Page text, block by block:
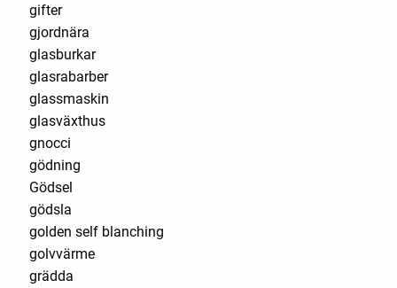
gifter
gjordnära
glasburkar
glasrabarber
glassmaskin
glasväxthus
gnocci
gödning
Gödsel
gödsla
golden self blanching
golvvärme
grädda